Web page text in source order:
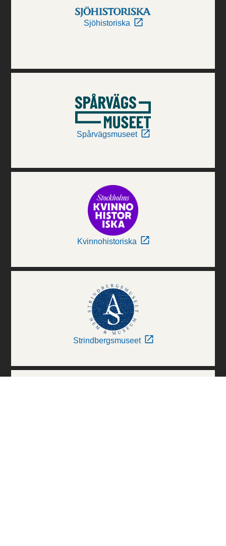
Sjöhistoriska
Spårvägsmuseet
Kvinnohistoriska
Strindbergsmuseet